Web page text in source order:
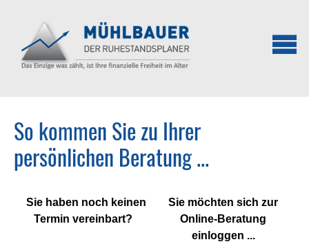
So kommen Sie zu Ihrer
persönlichen Beratung ...
Sie haben noch keinen
Termin vereinbart?
Sie möchten sich zur
Online-Beratung
einloggen ...